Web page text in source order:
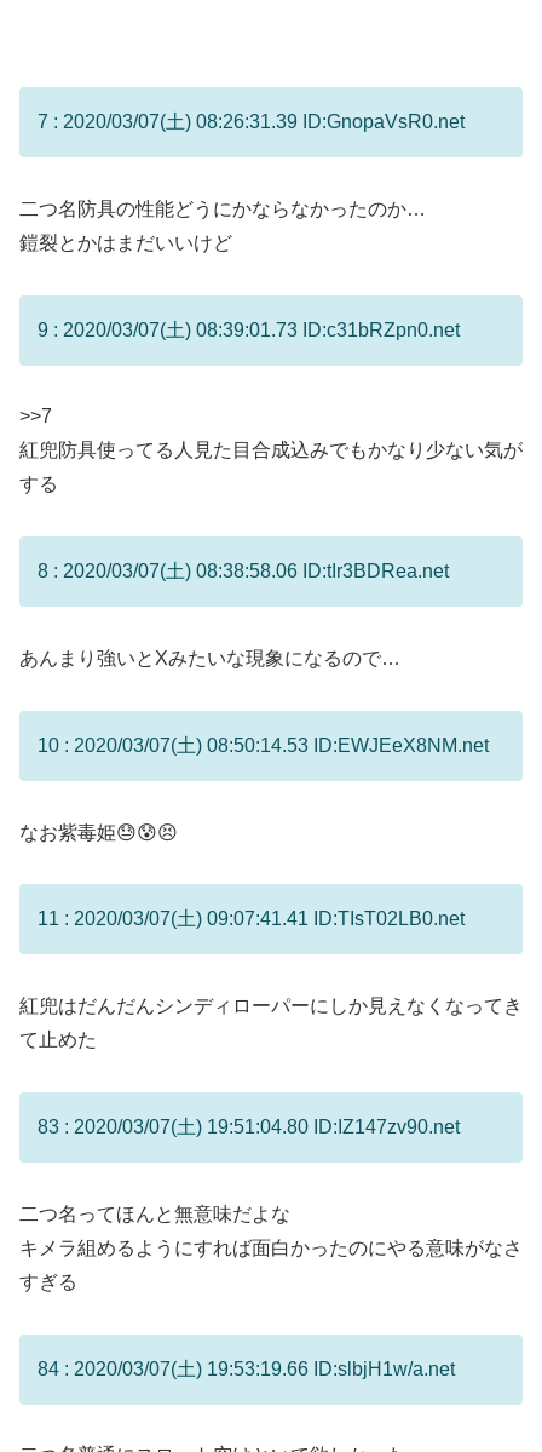
7 : 2020/03/07(土) 08:26:31.39 ID:GnopaVsR0.net
二つ名防具の性能どうにかならなかったのか…
鎧裂とかはまだいいけど
9 : 2020/03/07(土) 08:39:01.73 ID:c31bRZpn0.net
>>7
紅兜防具使ってる人見た目合成込みでもかなり少ない気が
する
8 : 2020/03/07(土) 08:38:58.06 ID:tIr3BDRea.net
あんまり強いとXみたいな現象になるので…
10 : 2020/03/07(土) 08:50:14.53 ID:EWJEeX8NM.net
なお紫毒姫😓😰😣
11 : 2020/03/07(土) 09:07:41.41 ID:TIsT02LB0.net
紅兜はだんだんシンディローパーにしか見えなくなってき
て止めた
83 : 2020/03/07(土) 19:51:04.80 ID:IZ147zv90.net
二つ名ってほんと無意味だよな
キメラ組めるようにすれば面白かったのにやる意味がなさ
すぎる
84 : 2020/03/07(土) 19:53:19.66 ID:slbjH1w/a.net